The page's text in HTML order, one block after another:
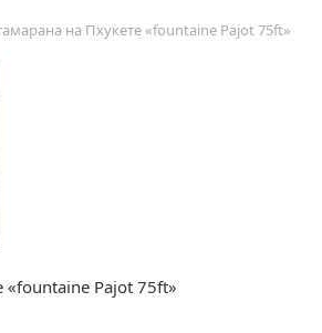
на Пхукете «fountaine Pajot 75ft»
«fountaine Pajot 75ft»